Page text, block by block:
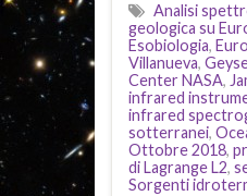
Analisi
geologica su
Esobiologia,
Villanueva,
Center NASA,
infrared
infrared
sotterranei,
Ottobre 2018,
di Lagrange L2,
Sorgenti